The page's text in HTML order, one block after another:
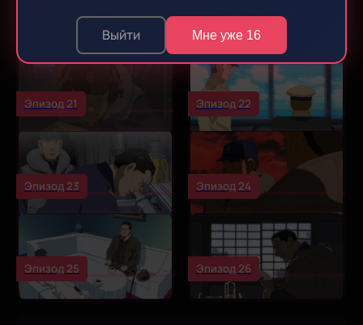
Выйти Мне уже 16
Эпизод 19 Эпизод 20
Эпизод 21 Эпизод 22
Эпизод 23 Эпизод 24
Эпизод 25 Эпизод 26